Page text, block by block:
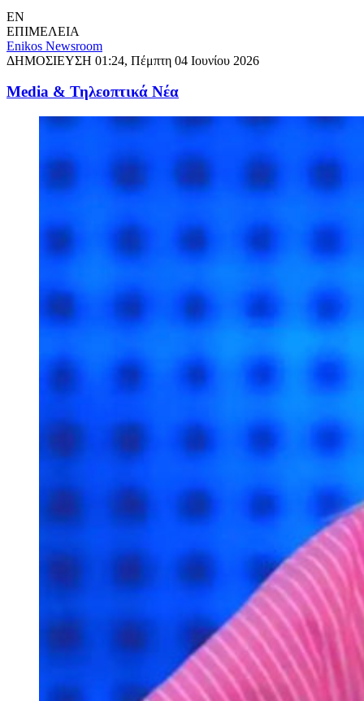
EN
ΕΠΙΜΕΛΕΙΑ
Enikos Newsroom
ΔΗΜΟΣΙΕΥΣΗ 01:24, Πέμπτη 04 Ιουνίου 2026
Media & Τηλεοπτικά Νέα